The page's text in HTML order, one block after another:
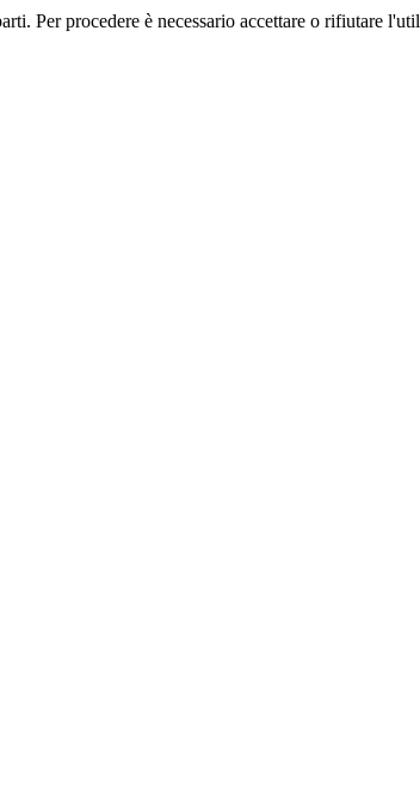
Per procedere è necessario accettare o rifiutare